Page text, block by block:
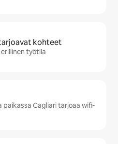
kohteet
työtila
paikassa Cagliari tarjoaa wifi-